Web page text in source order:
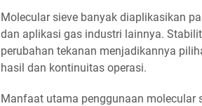
Molecular sieve banyak diaplikasikan
dan aplikasi gas industri lainnya.
perubahan tekanan menjadikannya
hasil dan kontinuitas operasi.
Manfaat utama penggunaan molecular